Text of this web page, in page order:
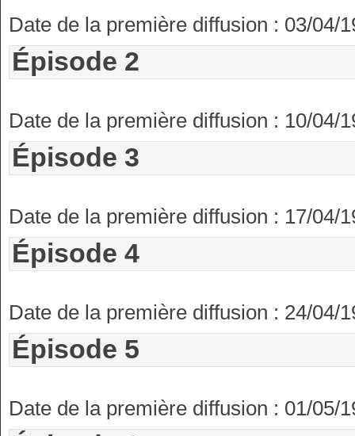
Date de la première diffusion : 03/04/
Épisode 2
Date de la première diffusion : 10/04/
Épisode 3
Date de la première diffusion : 17/04/
Épisode 4
Date de la première diffusion : 24/04/
Épisode 5
Date de la première diffusion : 01/05/